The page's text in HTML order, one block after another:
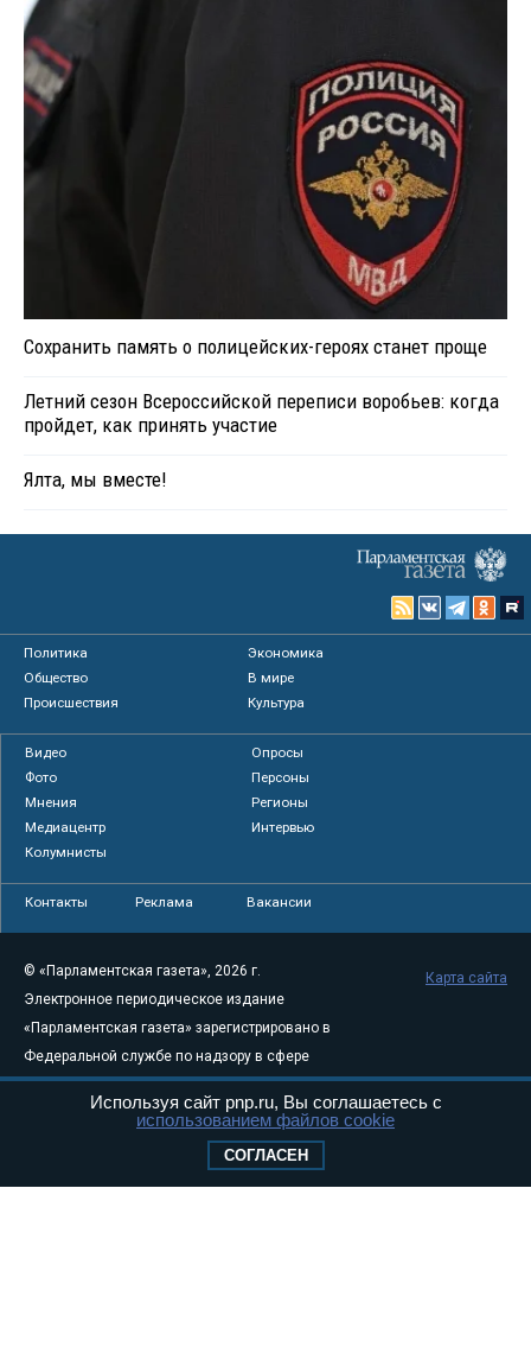
Сохранить память о полицейских-героях станет проще
Летний сезон Всероссийской переписи воробьев: когда
пройдет, как принять участие
Ялта, мы вместе!
Политика
Экономика
Общество
В мире
Происшествия
Культура
Видео
Опросы
Фото
Персоны
Мнения
Регионы
Медиацентр
Интервью
Колумнисты
Контакты Реклама Вакансии
© «Парламентская газета», 2026 г.
Электронное периодическое издание
«Парламентская газета» зарегистрировано в
Федеральной службе по надзору в сфере
связи, информационных технологий и
массовых коммуникаций (Роскомнадзор) 05
Свидетельство о регистрации Эл № ФС77-
Карта сайта
Используя сайт pnp.ru, Вы соглашаетесь с
использованием файлов cookie
СОГЛАСЕН